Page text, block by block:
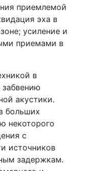
приемлемой
эха в
усиление и
приемами в
в
забвению
акустики.
больших
некоторого
с
источников
задержкам.